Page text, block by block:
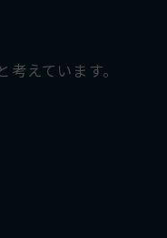
えています。